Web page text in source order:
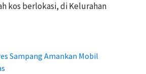
kos berlokasi, di Kelurahan
Sampang Amankan Mobil